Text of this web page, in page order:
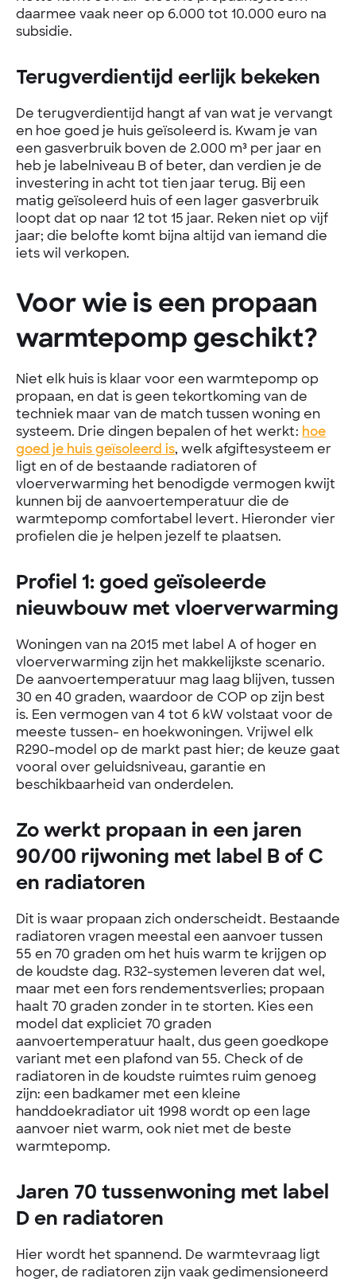
daarmee vaak neer op 6.000 tot 10.000 euro na
subsidie.
Terugverdientijd eerlijk bekeken
De terugverdientijd hangt af van wat je vervangt
en hoe goed je huis geïsoleerd is. Kwam je van
een gasverbruik boven de 2.000 m³ per jaar en
heb je labelniveau B of beter, dan verdien je de
investering in acht tot tien jaar terug. Bij een
matig geïsoleerd huis of een lager gasverbruik
loopt dat op naar 12 tot 15 jaar. Reken niet op vijf
jaar; die belofte komt bijna altijd van iemand die
iets wil verkopen.
Voor wie is een propaan
warmtepomp geschikt?
Niet elk huis is klaar voor een warmtepomp op
propaan, en dat is geen tekortkoming van de
techniek maar van de match tussen woning en
systeem. Drie dingen bepalen of het werkt: hoe
goed je huis geïsoleerd is, welk afgiftesysteem er
ligt en of de bestaande radiatoren of
vloerverwarming het benodigde vermogen kwijt
kunnen bij de aanvoertemperatuur die de
warmtepomp comfortabel levert. Hieronder vier
profielen die je helpen jezelf te plaatsen.
Profiel 1: goed geïsoleerde
nieuwbouw met vloerverwarming
Woningen van na 2015 met label A of hoger en
vloerverwarming zijn het makkelijkste scenario.
De aanvoertemperatuur mag laag blijven, tussen
30 en 40 graden, waardoor de COP op zijn best
is. Een vermogen van 4 tot 6 kW volstaat voor de
meeste tussen- en hoekwoningen. Vrijwel elk
R290-model op de markt past hier; de keuze gaat
vooral over geluidsniveau, garantie en
beschikbaarheid van onderdelen.
Zo werkt propaan in een jaren
90/00 rijwoning met label B of C
en radiatoren
Dit is waar propaan zich onderscheidt. Bestaande
radiatoren vragen meestal een aanvoer tussen
55 en 70 graden om het huis warm te krijgen op
de koudste dag. R32-systemen leveren dat wel,
maar met een fors rendementsverlies; propaan
haalt 70 graden zonder in te storten. Kies een
model dat expliciet 70 graden
aanvoertemperatuur haalt, dus geen goedkope
variant met een plafond van 55. Check of de
radiatoren in de koudste ruimtes ruim genoeg
zijn: een badkamer met een kleine
handdoekradiator uit 1998 wordt op een lage
aanvoer niet warm, ook niet met de beste
warmtepomp.
Jaren 70 tussenwoning met label
D en radiatoren
Hier wordt het spannend. De warmtevraag ligt
hoger, de radiatoren zijn vaak gedimensioneerd